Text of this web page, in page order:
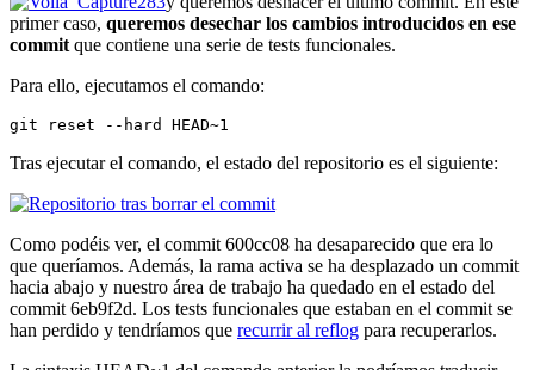
primer caso, queremos desechar los cambios introducidos en ese
commit que contiene una serie de tests funcionales.
Para ello, ejecutamos el comando:
git reset --hard HEAD~1
Tras ejecutar el comando, el estado del repositorio es el siguiente:
Como podéis ver, el commit 600cc08 ha desaparecido que era lo
que queríamos. Además, la rama activa se ha desplazado un commit
hacia abajo y nuestro área de trabajo ha quedado en el estado del
commit 6eb9f2d. Los tests funcionales que estaban en el commit se
han perdido y tendríamos que recurrir al reflog para recuperarlos.